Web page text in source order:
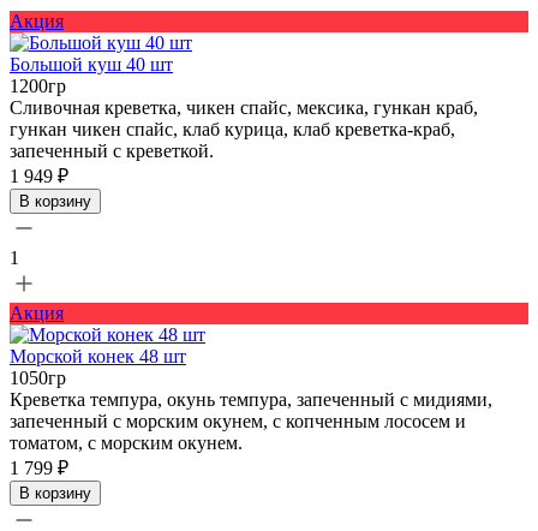
Акция
Большой куш 40 шт
1200гр
Сливочная креветка, чикен спайс, мексика, гункан краб,
гункан чикен спайс, клаб курица, клаб креветка-краб,
запеченный с креветкой.
1 949 ₽
В корзину
1
Акция
Морской конек 48 шт
1050гр
Креветка темпура, окунь темпура, запеченный с мидиями,
запеченный с морским окунем, с копченным лососем и
томатом, с морским окунем.
1 799 ₽
В корзину